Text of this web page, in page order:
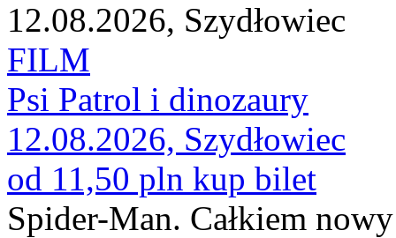
12.08.2026, Szydłowiec
FILM
Psi Patrol i dinozaury
12.08.2026, Szydłowiec
od 11,50 pln kup bilet
Spider-Man. Całkiem